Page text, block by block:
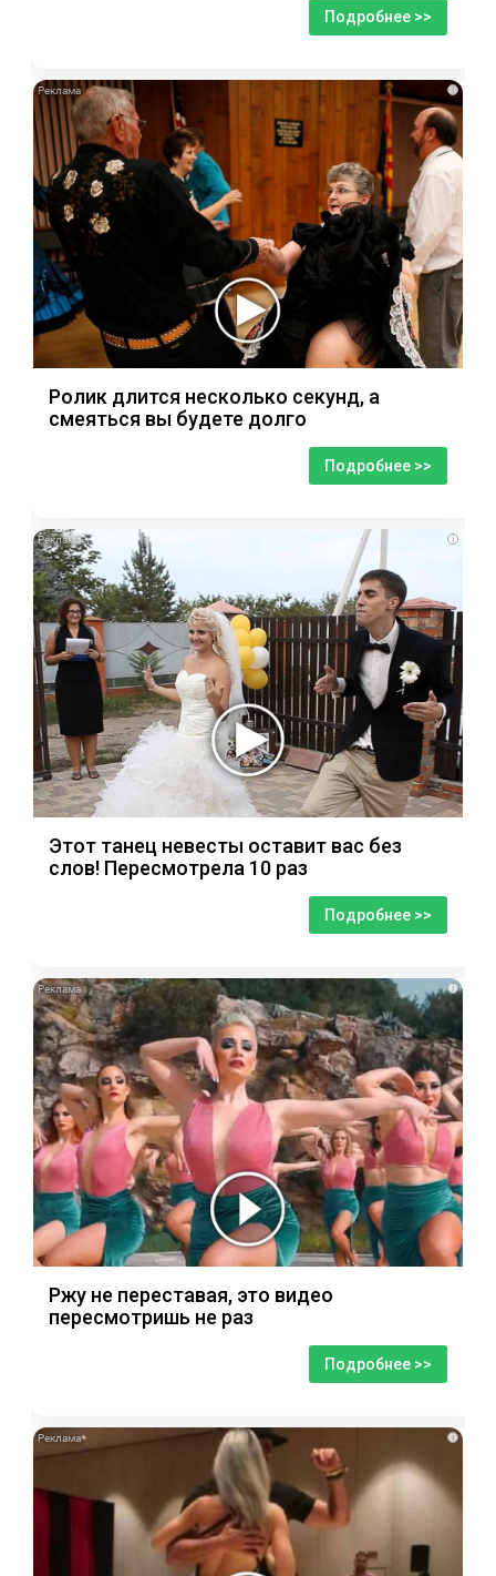
Подробнее >>
i
Ролик длится несколько секунд, а
смеяться вы будете долго
Подробнее >>
i
Этот танец невесты оставит вас без
слов! Пересмотрела 10 раз
Подробнее >>
i
Ржу не переставая, это видео
пересмотришь не раз
Подробнее >>
i